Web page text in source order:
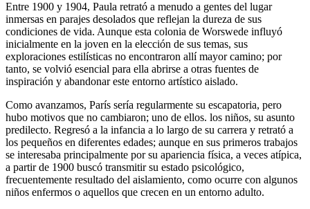
Entre 1900 y 1904, Paula retrató a menudo a gentes del lugar
inmersas en parajes desolados que reflejan la dureza de sus
condiciones de vida. Aunque esta colonia de Worswede influyó
inicialmente en la joven en la elección de sus temas, sus
exploraciones estilísticas no encontraron allí mayor camino; por
tanto, se volvió esencial para ella abrirse a otras fuentes de
inspiración y abandonar este entorno artístico aislado.
Como avanzamos, París sería regularmente su escapatoria, pero
hubo motivos que no cambiaron; uno de ellos. los niños, su asunto
predilecto. Regresó a la infancia a lo largo de su carrera y retrató a
los pequeños en diferentes edades; aunque en sus primeros trabajos
se interesaba principalmente por su apariencia física, a veces atípica,
a partir de 1900 buscó transmitir su estado psicológico,
frecuentemente resultado del aislamiento, como ocurre con algunos
niños enfermos o aquellos que crecen en un entorno adulto.